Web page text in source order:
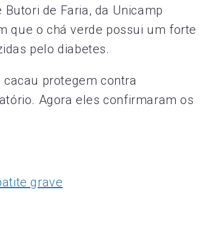
de Faria, da Unicamp
que o chá verde possui um forte
pelo diabetes.
protegem contra
Agora eles confirmaram os
grave